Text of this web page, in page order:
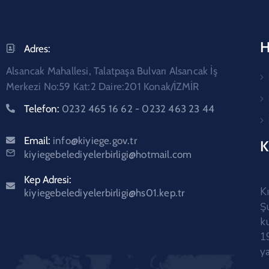
Adres:
Alsancak Mahallesi, Talatpaşa Bulvarı Alsancak İş
Merkezi No:59 Kat:2 Daire:201 Konak/İZMİR
Telefon: 0232 465 16 62 - 0232 463 23 44
Email: info@kiyiege.gov.tr
kiyiegebelediyelerbirligi@hotmail.com
Kep Adresi:
kiyiegebelediyelerbirligi@hs01.kep.tr